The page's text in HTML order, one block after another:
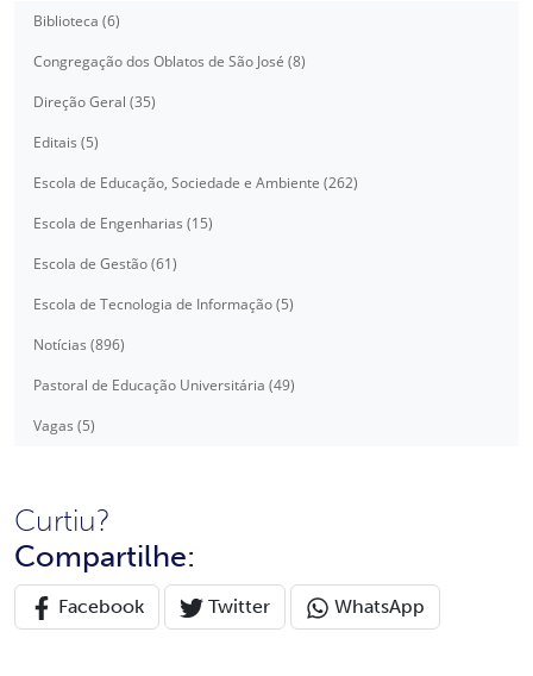
Biblioteca (6)
Congregação dos Oblatos de São José (8)
Direção Geral (35)
Editais (5)
Escola de Educação, Sociedade e Ambiente (262)
Escola de Engenharias (15)
Escola de Gestão (61)
Escola de Tecnologia de Informação (5)
Notícias (896)
Pastoral de Educação Universitária (49)
Vagas (5)
Curtiu?
Compartilhe:
Facebook Twitter WhatsApp